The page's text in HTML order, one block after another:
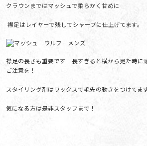
クラウンまではマッシュで柔らかく甘めに
襟足はレイヤーで残してシャープに仕上げてます。
襟足の長さも重要です 長すぎると横から見た時に
ご注意を！
スタイリング剤はワックスで毛先の動きをつけてま
気になる方は是非スタッフまで！